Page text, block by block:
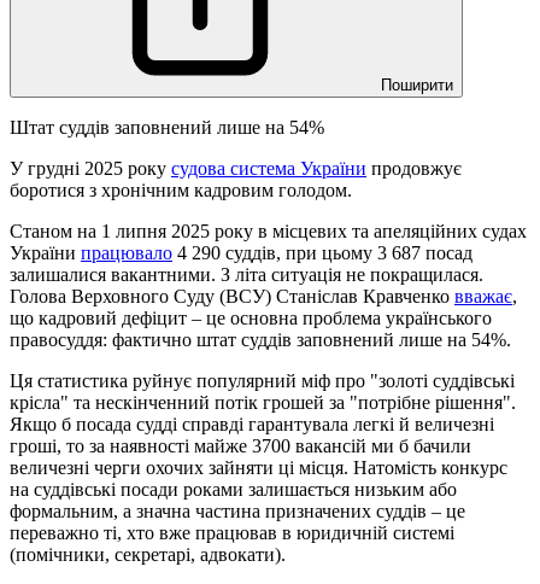
Поширити
Штат суддів заповнений лише на 54%
У грудні 2025 року судова система України продовжує
боротися з хронічним кадровим голодом.
Станом на 1 липня 2025 року в місцевих та апеляційних судах
України працювало 4 290 суддів, при цьому 3 687 посад
залишалися вакантними. З літа ситуація не покращилася.
Голова Верховного Суду (ВСУ) Станіслав Кравченко вважає,
що кадровий дефіцит – це основна проблема українського
правосуддя: фактично штат суддів заповнений лише на 54%.
Ця статистика руйнує популярний міф про "золоті суддівські
крісла" та нескінченний потік грошей за "потрібне рішення".
Якщо б посада судді справді гарантувала легкі й величезні
гроші, то за наявності майже 3700 вакансій ми б бачили
величезні черги охочих зайняти ці місця. Натомість конкурс
на суддівські посади роками залишається низьким або
формальним, а значна частина призначених суддів – це
переважно ті, хто вже працював в юридичній системі
(помічники, секретарі, адвокати).